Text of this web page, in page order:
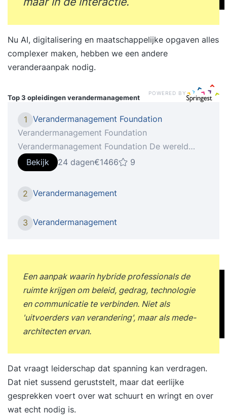
Nu AI, digitalisering en maatschappelijke opgaven alles
complexer maken, hebben we een andere
veranderaanpak nodig.
Top 3 opleidingenverandermanagement
POWERED BY
1 Verandermanagement Foundation
Verandermanagement Foundation
Verandermanagement Foundation De wereld
verandert voortdurend. Organisaties moeten
steeds sneller op deze veranderingen kunnen
projectmanagement, maar vraagt ook aandacht
verandermanagement. projectmanagers,
‘Hoe krijg ik mijn mensen mee?’ Deze
op de belangrijkste modellen, richtlijnen en
principes op het gebied van
verandermanagement. In deze training ga je aan
de slag met je eigen casus en die van de
medecursisten. Een flinke dosis praktijk dus en
oefeningen die je de volgende dag al in de
praktijk kunt brengen! Als onderdeel van de
training kun je bovendien het Change
Management v3 Foundation examen afleggen en
een internationaal erkend certificaat behalen.
Bekijk 24 dagen€1466 9
2 Verandermanagement
3 Verandermanagement
Een aanpak waarin hybride professionals de
ruimte krijgen om beleid, gedrag, technologie
en communicatie te verbinden. Niet als
'uitvoerders van verandering', maar als mede-
architecten ervan.
Dat vraagt leiderschap dat spanning kan verdragen.
Dat niet sussend geruststelt, maar dat eerlijke
gesprekken voert over wat schuurt en wringt en over
wat echt nodig is.